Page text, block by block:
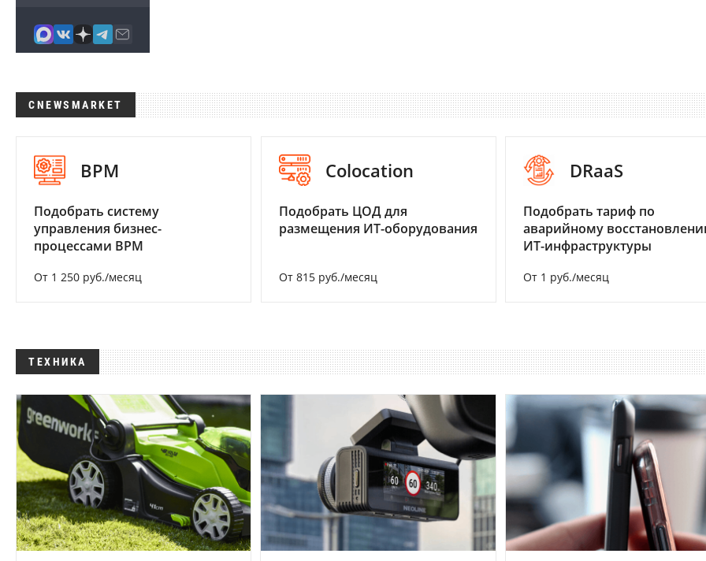
CNEWSMARKET
BPM
Подобрать систему
управления бизнес-
процессами BPM
От 1 250 руб./месяц
Colocation
Подобрать ЦОД для
размещения ИТ-оборудования
От 815 руб./месяц
DRaaS
Подобрать тариф по
аварийному
ИТ-инфраструктуры
От 1 руб./месяц
ТЕХНИКА